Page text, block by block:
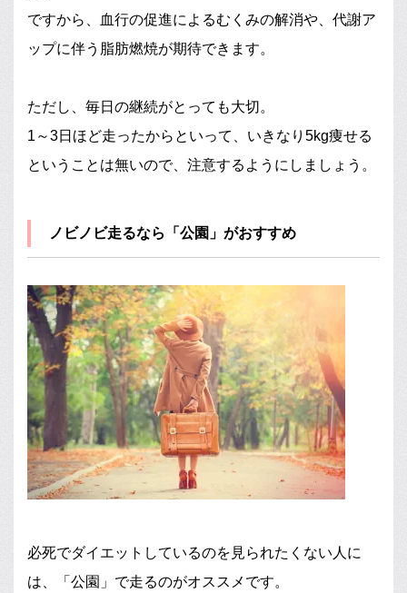
ですから、血行の促進によるむくみの解消や、代謝ア
ップに伴う脂肪燃焼が期待できます。
ただし、毎日の継続がとっても大切。
1～3日ほど走ったからといって、いきなり5kg痩せる
ということは無いので、注意するようにしましょう。
ノビノビ走るなら「公園」がおすすめ
必死でダイエットしているのを見られたくない人に
は、「公園」で走るのがオススメです。